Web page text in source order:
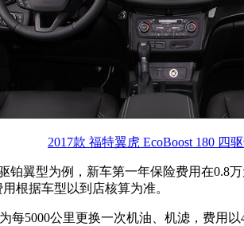
2017款 福特翼虎 EcoBoost 180 四
铂翼型为例，新车第一年保险费用在
根据车型以到店核算为准。
每5000公里更换一次机油、机滤，费用